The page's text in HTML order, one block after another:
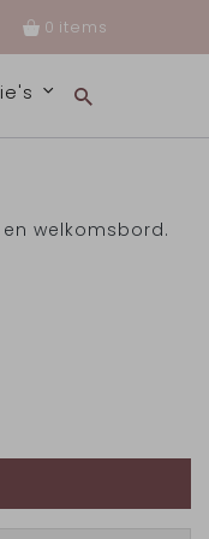
0
welkomsbord.